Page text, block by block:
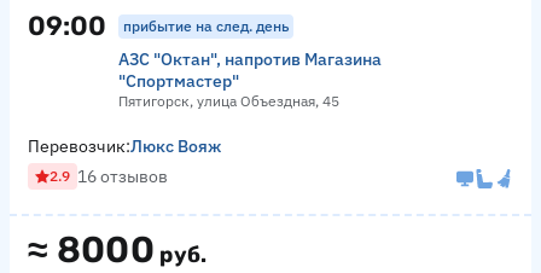
09:00 прибытие на след. день
АЗС "Октан", напротив Магазина
"Спортмастер"
Пятигорск, улица Объездная, 45
≈ 8000 руб.
Перевозчик:Люкс Вояж
2.9 16 отзывов